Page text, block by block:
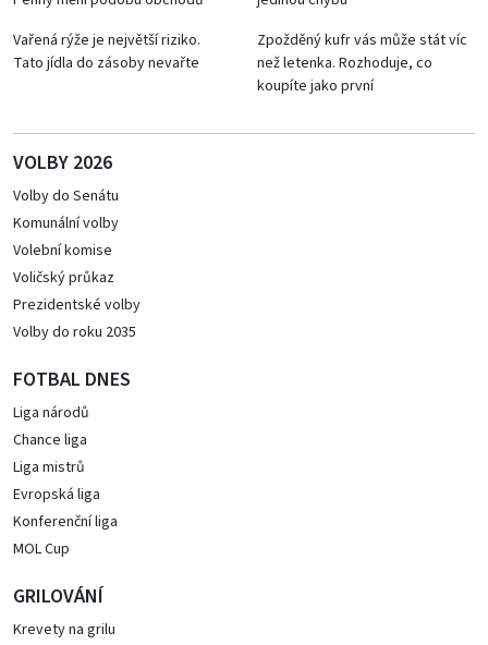
Vařená rýže je největší riziko.
Tato jídla do zásoby nevařte
Zpožděný kufr vás může stát víc
než letenka. Rozhoduje, co
koupíte jako první
VOLBY 2026
Volby do Senátu
Komunální volby
Volební komise
Voličský průkaz
Prezidentské volby
Volby do roku 2035
FOTBAL DNES
Liga národů
Chance liga
Liga mistrů
Evropská liga
Konferenční liga
MOL Cup
GRILOVÁNÍ
Krevety na grilu